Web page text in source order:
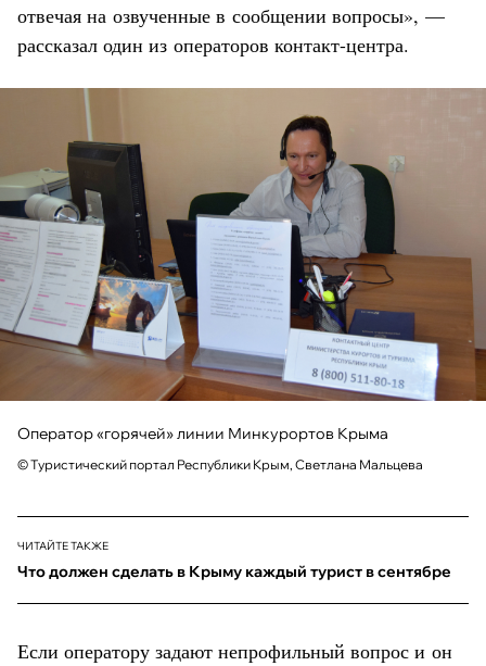
отвечая на озвученные в сообщении вопросы», —
рассказал один из операторов контакт-центра.
Оператор «горячей» линии Минкурортов Крыма
© Туристический портал Республики Крым, Светлана Мальцева
ЧИТАЙТЕ ТАКЖЕ
Что должен сделать в Крыму каждый турист в сентябре
Если оператору задают непрофильный вопрос и он